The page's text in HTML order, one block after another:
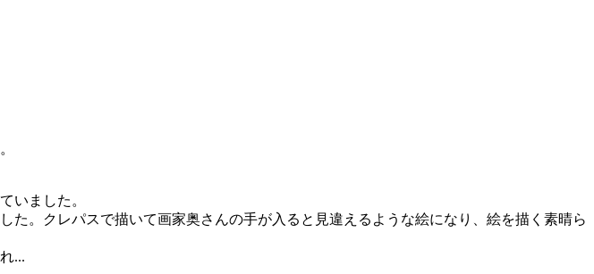
いました。
。クレパスで描いて画家奥さんの手が入ると見違えるような絵になり、絵を描く素晴ら
...